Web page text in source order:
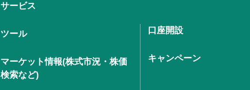
サービス
ツール
マーケット情報(株式市況・株価
検索など)
口座開設
キャンペーン